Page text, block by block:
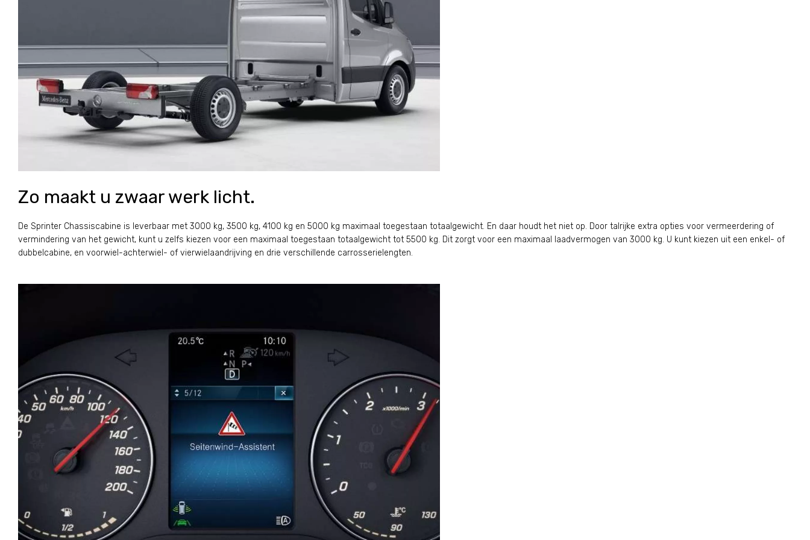
Zo maakt u zwaar werk licht.
De Sprinter Chassiscabine is leverbaar met 3000 kg, 3500 kg, 4100 kg en 5000 kg maximaal toegestaan totaalgewicht. En daar houdt het niet op. Door talrijke extra opties voor vermeerdering of
vermindering van het gewicht, kunt u zelfs kiezen voor een maximaal toegestaan totaalgewicht tot 5500 kg. Dit zorgt voor een maximaal laadvermogen van 3000 kg. U kunt kiezen uit een enkel- of
dubbelcabine, en voorwiel-achterwiel- of vierwielaandrijving en drie verschillende carrosserielengten.